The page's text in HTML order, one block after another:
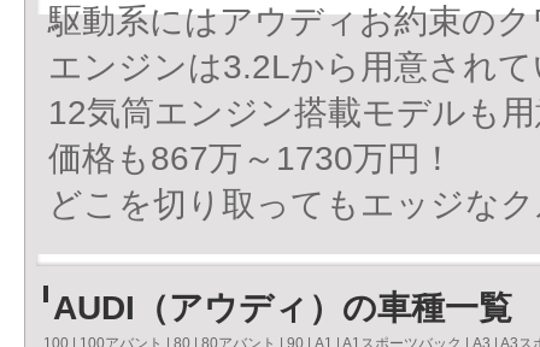
駆動系にはアウディお約束の
エンジンは3.2Lから用意され
12気筒エンジン搭載モデルも
価格も867万～1730万円！
どこを切り取ってもエッジな
AUDI（アウディ）の車種一覧
100 100アバント 80 80アバント 90 A1 A1スポーツバック A3
A3ス